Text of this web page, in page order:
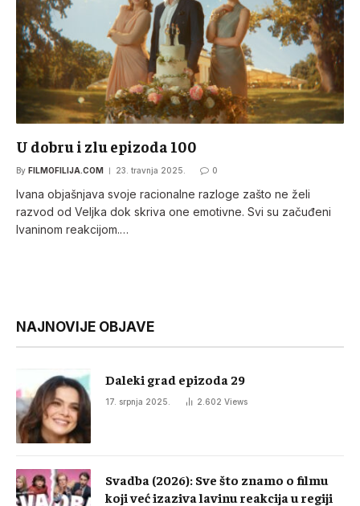
U dobru i zlu epizoda 100
By FILMOFILIJA.COM 23. travnja 2025. 0
Ivana objašnjava svoje racionalne razloge zašto ne želi
razvod od Veljka dok skriva one emotivne. Svi su začuđeni
Ivaninom reakcijom.…
NAJNOVIJE OBJAVE
Daleki grad epizoda 29
17. srpnja 2025. 2.602 Views
Svadba (2026): Sve što znamo o filmu
koji već izaziva lavinu reakcija u regiji